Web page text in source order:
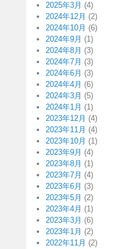
2025年3月 (4)
2024年12月 (2)
2024年10月 (6)
2024年9月 (1)
2024年8月 (3)
2024年7月 (3)
2024年6月 (3)
2024年4月 (6)
2024年3月 (5)
2024年1月 (1)
2023年12月 (4)
2023年11月 (4)
2023年10月 (1)
2023年9月 (4)
2023年8月 (1)
2023年7月 (4)
2023年6月 (3)
2023年5月 (2)
2023年4月 (1)
2023年3月 (6)
2023年1月 (2)
2022年11月 (2)